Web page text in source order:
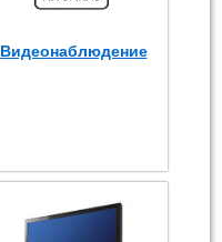
Видеонаблюдение